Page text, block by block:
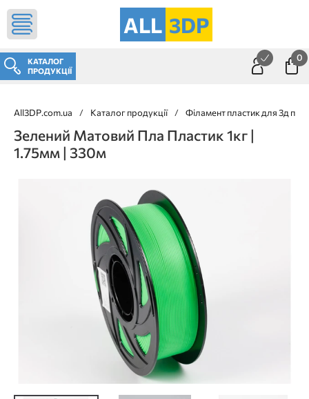
ALL 3DP
КАТАЛОГ
ПРОДУКЦІЇ
0
All3DP.com.ua / Каталог продукції / Філамент пластик для 3д
Зелений Матовий Пла Пластик 1кг |
1.75мм | 330м